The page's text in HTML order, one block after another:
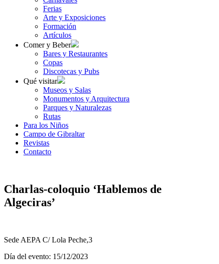
Ferias
Arte y Exposiciones
Formación
Artículos
Comer y Beber
Bares y Restaurantes
Copas
Discotecas y Pubs
Qué visitar
Museos y Salas
Monumentos y Arquitectura
Parques y Naturalezas
Rutas
Para los Niños
Campo de Gibraltar
Revistas
Contacto
Charlas-coloquio ‘Hablemos de
Algeciras’
Sede AEPA C/ Lola Peche,3
Día del evento: 15/12/2023